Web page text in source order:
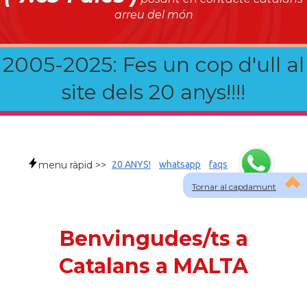
arreu del món
2005-2025: Fes un cop d'ull al
site dels 20 anys!!!!
Tornar al capdamunt
menu ràpid >> 20 ANYS! whatsapp faqs
Benvingudes/ts a
Catalans a MALTA